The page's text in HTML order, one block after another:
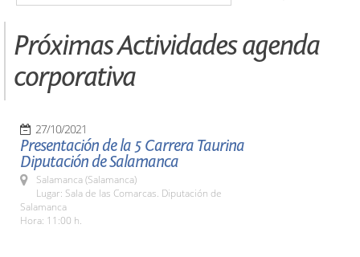
Próximas Actividades agenda
corporativa
27/10/2021
Presentación de la 5 Carrera Taurina
Diputación de Salamanca
Salamanca (Salamanca)
Lugar: Sala de las Comarcas. Diputación de
Salamanca
Hora: 11:00 h.